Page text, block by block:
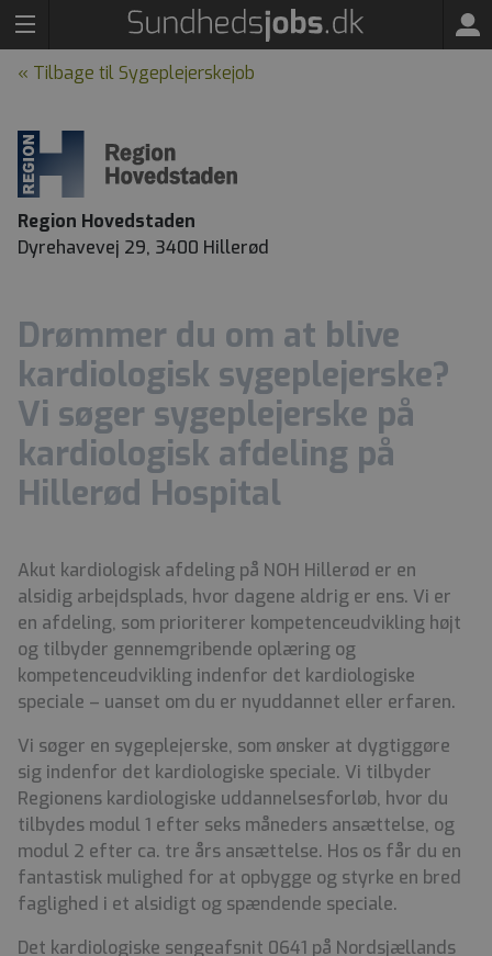
« Tilbage til Sygeplejerskejob
Region Hovedstaden
Dyrehavevej 29, 3400 Hillerød
Drømmer du om at blive
kardiologisk sygeplejerske?
Vi søger sygeplejerske på
kardiologisk afdeling på
Hillerød Hospital
Akut kardiologisk afdeling på NOH Hillerød er en
alsidig arbejdsplads, hvor dagene aldrig er ens. Vi er
en afdeling, som prioriterer kompetenceudvikling højt
og tilbyder gennemgribende oplæring og
kompetenceudvikling indenfor det kardiologiske
speciale – uanset om du er nyuddannet eller erfaren.
Vi søger en sygeplejerske, som ønsker at dygtiggøre
sig indenfor det kardiologiske speciale. Vi tilbyder
Regionens kardiologiske uddannelsesforløb, hvor du
tilbydes modul 1 efter seks måneders ansættelse, og
modul 2 efter ca. tre års ansættelse. Hos os får du en
fantastisk mulighed for at opbygge og styrke en bred
faglighed i et alsidigt og spændende speciale.
Det kardiologiske sengeafsnit 0641 på Nordsjællands